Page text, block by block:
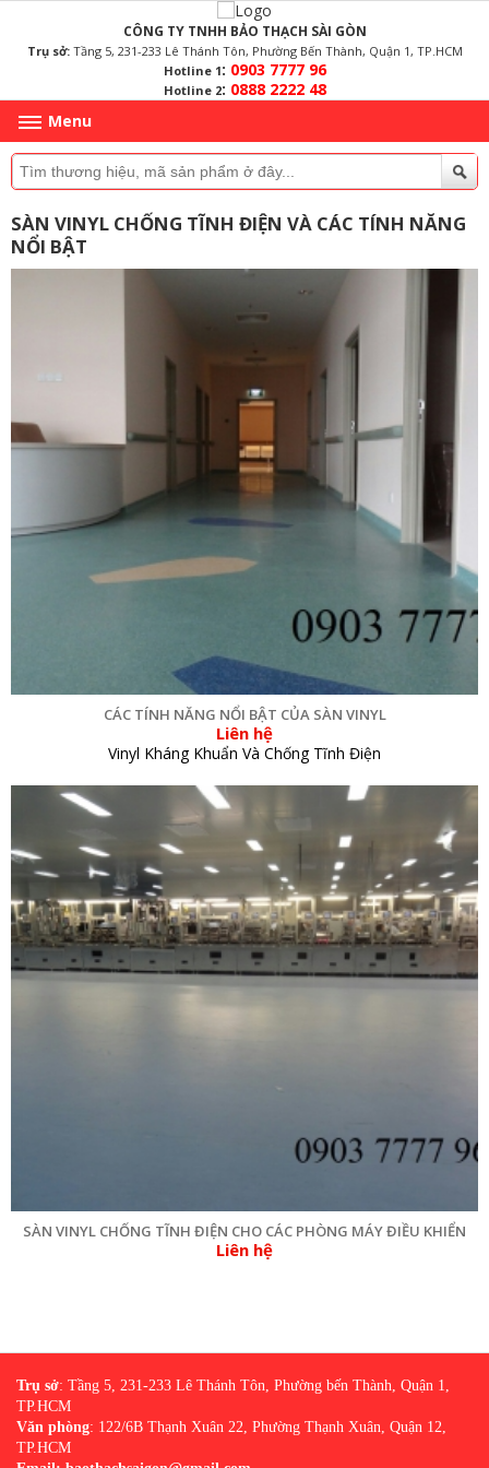
CÔNG TY TNHH BẢO THẠCH SÀI GÒN
Trụ sở:Tầng 5, 231-233 Lê Thánh Tôn, Phường Bến Thành, Quận 1, TP.HCM
Hotline 1: 0903 7777 96
Hotline 2: 0888 2222 48
Menu
SÀN VINYL CHỐNG TĨNH ĐIỆN VÀ CÁC TÍNH NĂNG
NỔI BẬT
CÁC TÍNH NĂNG NỔI BẬT CỦA SÀN VINYL
Liên hệ
Vinyl Kháng Khuẩn Và Chống Tĩnh Điện
SÀN VINYL CHỐNG TĨNH ĐIỆN CHO CÁC PHÒNG MÁY ĐIỀU KHIỂN
Liên hệ
Trụ sở: Tầng 5, 231-233 Lê Thánh Tôn, Phường bến Thành, Quận 1,
TP.HCM
Văn phòng: 122/6B Thạnh Xuân 22, Phường Thạnh Xuân, Quận 12,
TP.HCM